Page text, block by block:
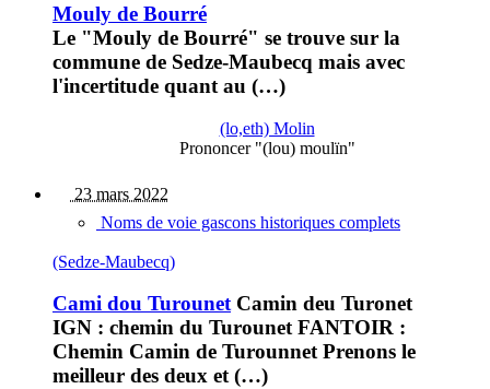
Mouly de Bourré
Le "Mouly de Bourré" se trouve sur la
commune de Sedze-Maubecq mais avec
l'incertitude quant au (…)
(lo,eth) Molin
Prononcer "(lou) moulïn"
23 mars 2022
Noms de voie gascons historiques complets
(Sedze-Maubecq)
Cami dou TurounetCamin deu Turonet
IGN : chemin du Turounet FANTOIR :
Chemin Camin de Turounnet Prenons le
meilleur des deux et (…)